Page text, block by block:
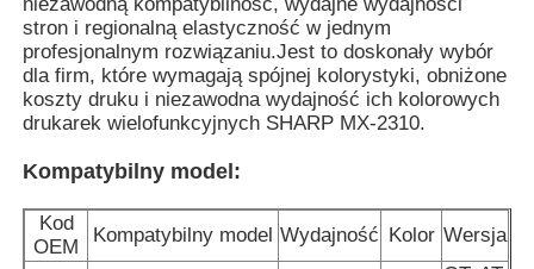
Xerox Toner Chip
Układ scalony do tonera Lexmark
stron i regionalną elastyczność w jednym
profesjonalnym rozwiązaniu.Jest to doskonały wybór
dla firm, które wymagają spójnej kolorystyki, obniżone
koszty druku i niezawodna wydajność ich kolorowych
drukarek wielofunkcyjnych SHARP MX-2310.
Kompatybilny model:
Kod
OEM
Kompatybilny model Wydajność Kolor Wersja